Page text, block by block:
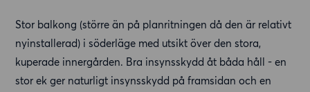
Stor balkong (större än på planritningen då den är relativt
nyinstallerad) i söderläge med utsikt över den stora,
kuperade innergården. Bra insynsskydd åt båda håll - en
stor ek ger naturligt insynsskydd på framsidan och en